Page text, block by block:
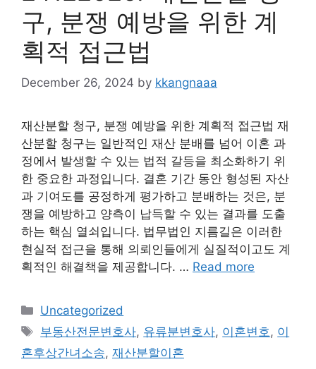
구, 분쟁 예방을 위한 계
획적 접근법
December 26, 2024 by kkangnaaa
재산분할 청구, 분쟁 예방을 위한 계획적 접근법 재
산분할 청구는 일반적인 재산 분배를 넘어 이혼 과
정에서 발생할 수 있는 법적 갈등을 최소화하기 위
한 중요한 과정입니다. 결혼 기간 동안 형성된 자산
과 기여도를 공정하게 평가하고 분배하는 것은, 분
쟁을 예방하고 양측이 납득할 수 있는 결과를 도출
하는 핵심 열쇠입니다. 법무법인 지름길은 이러한
현실적 접근을 통해 의뢰인들에게 실질적이고도 계
획적인 해결책을 제공합니다. … Read more
Categories
Uncategorized
Tags
부동산전문변호사, 유류분변호사, 이혼변호 , 이
혼후상간녀소송, 재산분할이혼